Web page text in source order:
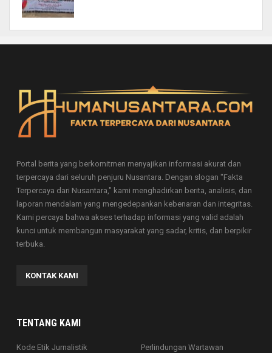
Portal berita yang berkomitmen menyajikan informasi akurat dan
terpercaya dari seluruh penjuru Nusantara. Dengan slogan "Fakta
Terpercaya dari Nusantara," kami menghadirkan berita, analisis, dan
laporan mendalam yang mengedepankan kebenaran dan integritas.
Kami percaya bahwa akses terhadap informasi yang valid adalah
kunci untuk membangun masyarakat yang sadar, kritis, dan berpikir
terbuka.
KONTAK KAMI
TENTANG KAMI
Kode Etik Jurnalistik
Perlindungan Wartawan